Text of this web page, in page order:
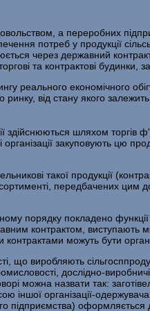
а переробних
потреб у продукції
через державний
та контрактові будинки,
еконо­мічного
від стану якого
здійснюються шля­хом
за­куповують цю
такої продукції
передбачених цим
порядку по­кладено функції
контрак­том, виступають
можуть бути
що виробляють
дослідно-
можна назвати так:
іншої організації-
підприємства)